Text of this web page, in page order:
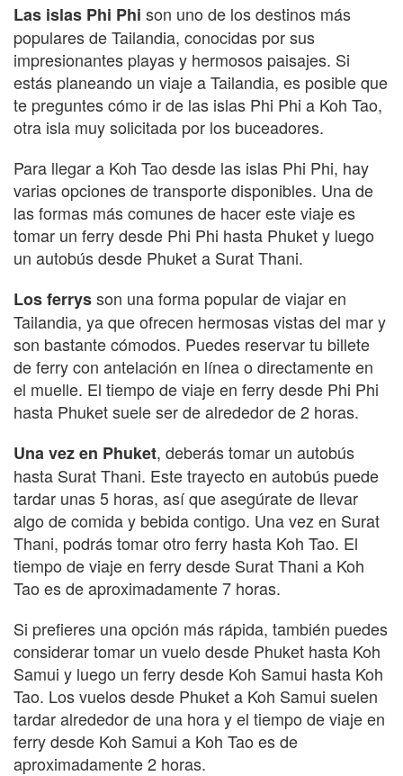
Las islas Phi Phi son uno de los destinos más
populares de Tailandia, conocidas por sus
impresionantes playas y hermosos paisajes. Si
estás planeando un viaje a Tailandia, es posible que
te preguntes cómo ir de las islas Phi Phi a Koh Tao,
otra isla muy solicitada por los buceadores.
Para llegar a Koh Tao desde las islas Phi Phi, hay
varias opciones de transporte disponibles. Una de
las formas más comunes de hacer este viaje es
tomar un ferry desde Phi Phi hasta Phuket y luego
un autobús desde Phuket a Surat Thani.
Los ferrysson una forma popular de viajar en
Tailandia, ya que ofrecen hermosas vistas del mar y
son bastante cómodos. Puedes reservar tu billete
de ferry con antelación en línea o directamente en
el muelle. El tiempo de viaje en ferry desde Phi Phi
hasta Phuket suele ser de alrededor de 2 horas.
Una vez en Phuket, deberás tomar un autobús
hasta Surat Thani. Este trayecto en autobús puede
tardar unas 5 horas, así que asegúrate de llevar
algo de comida y bebida contigo. Una vez en Surat
Thani, podrás tomar otro ferry hasta Koh Tao. El
tiempo de viaje en ferry desde Surat Thani a Koh
Tao es de aproximadamente 7 horas.
Si prefieres una opción más rápida, también puedes
considerar tomar un vuelo desde Phuket hasta Koh
Samui y luego un ferry desde Koh Samui hasta Koh
Tao. Los vuelos desde Phuket a Koh Samui suelen
tardar alrededor de una hora y el tiempo de viaje en
ferry desde Koh Samui a Koh Tao es de
aproximadamente 2 horas.